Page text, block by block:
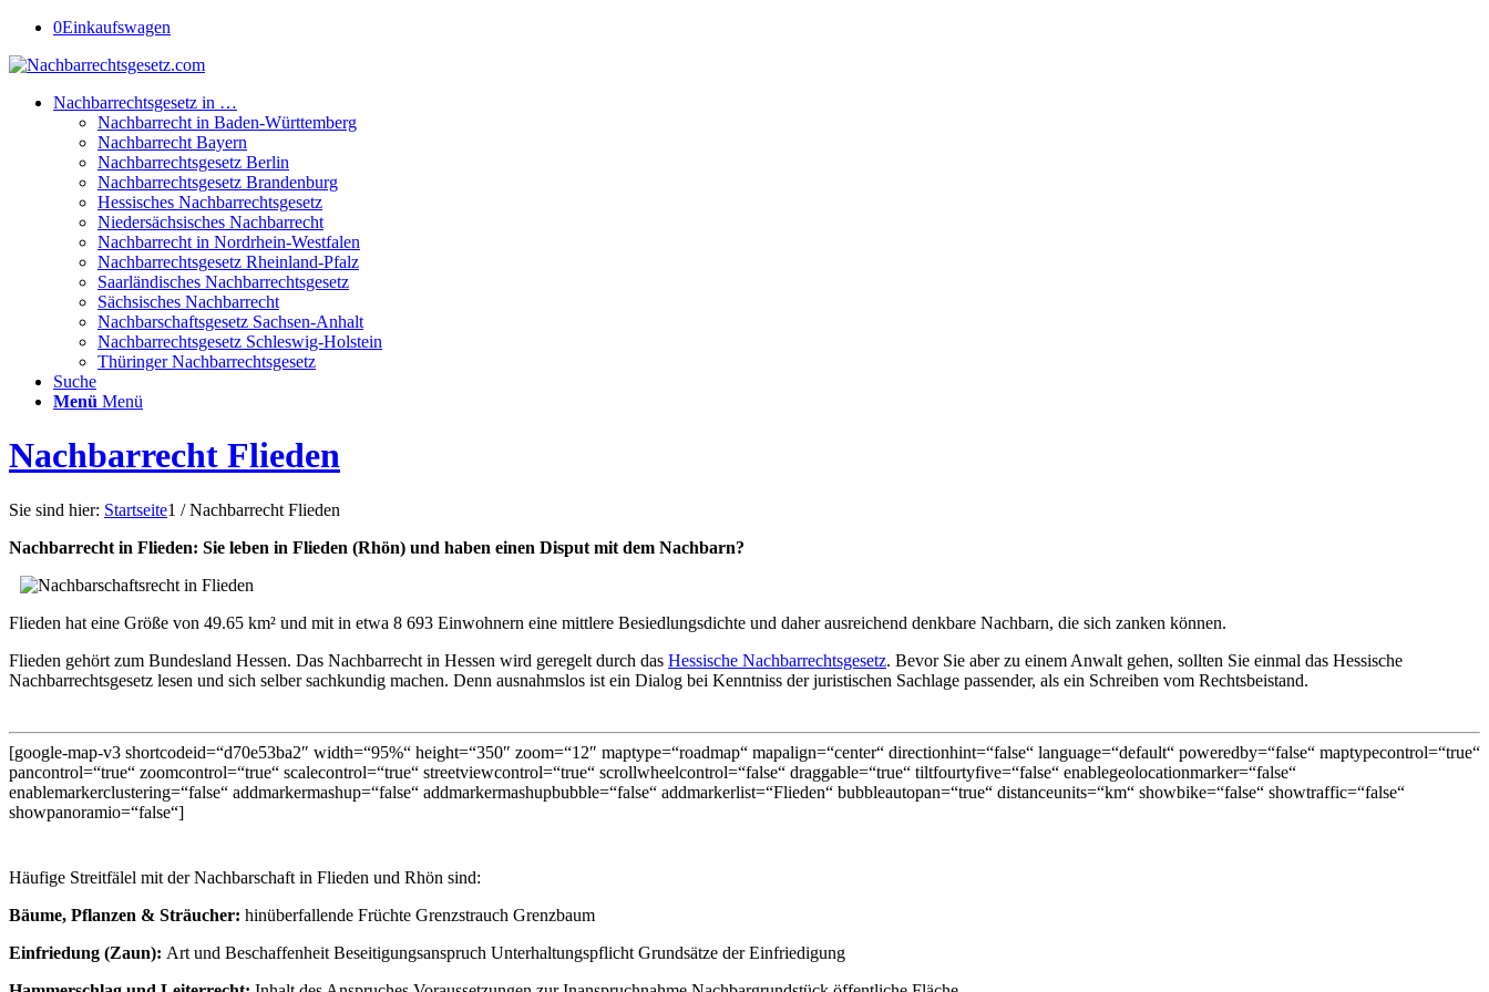
0Einkaufswagen
Nachbarrechtsgesetz in …
Nachbarrecht in Baden-Württemberg
Nachbarrecht Bayern
Nachbarrechtsgesetz Berlin
Nachbarrechtsgesetz Brandenburg
Hessisches Nachbarrechtsgesetz
Niedersächsisches Nachbarrecht
Nachbarrecht in Nordrhein-Westfalen
Nachbarrechtsgesetz Rheinland-Pfalz
Saarländisches Nachbarrechtsgesetz
Sächsisches Nachbarrecht
Nachbarschaftsgesetz Sachsen-Anhalt
Nachbarrechtsgesetz Schleswig-Holstein
Thüringer Nachbarrechtsgesetz
Suche
Menü Menü
Nachbarrecht Flieden
Sie sind hier: Startseite1 / Nachbarrecht Flieden
Nachbarrecht in Flieden: Sie leben in Flieden (Rhön) und haben einen Disput mit dem Nachbarn?
Flieden hat eine Größe von 49.65 km² und mit in etwa 8 693 Einwohnern eine mittlere Besiedlungsdichte und daher ausreichend denkbare Nachbarn, die sich zanken können.
Flieden gehört zum Bundesland Hessen. Das Nachbarrecht in Hessen wird geregelt durch das Hessische Nachbarrechtsgesetz. Bevor Sie aber zu einem Anwalt gehen, sollten Sie einmal das Hessische
Nachbarrechtsgesetz lesen und sich selber sachkundig machen. Denn ausnahmslos ist ein Dialog bei Kenntniss der juristischen Sachlage passender, als ein Schreiben vom Rechtsbeistand.
[google-map-v3 shortcodeid=“d70e53ba2″ width=“95%“ height=“350″ zoom=“12″ maptype=“roadmap“ mapalign=“center“ directionhint=“false“ language=“default“ poweredby=“false“ maptypecontrol=“true“
pancontrol=“true“ zoomcontrol=“true“ scalecontrol=“true“ streetviewcontrol=“true“ scrollwheelcontrol=“false“ draggable=“true“ tiltfourtyfive=“false“ enablegeolocationmarker=“false“
enablemarkerclustering=“false“ addmarkermashup=“false“ addmarkermashupbubble=“false“ addmarkerlist=“Flieden“ bubbleautopan=“true“ distanceunits=“km“ showbike=“false“ showtraffic=“false“
showpanoramio=“false“]
Häufige Streitfälel mit der Nachbarschaft in Flieden und Rhön sind:
Bäume, Pflanzen & Sträucher: hinüberfallende Früchte Grenzstrauch Grenzbaum
Einfriedung (Zaun): Art und Beschaffenheit Beseitigungsanspruch Unterhaltungspflicht Grundsätze der Einfriedigung